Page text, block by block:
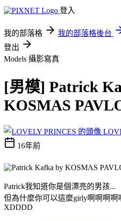
登入
我的部落格 我的部落格後台
登出
Models 攝影寫真
[男模] Patrick
KOSMAS
16年前
Patrick我知道你是個漂亮的男孩...
但為什麼你可以這麼girly啊啊啊啊
XDDDD